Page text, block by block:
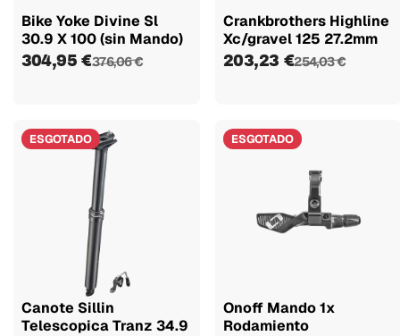
Bike Yoke Divine Sl
30.9 X 100 (sin Mando)
304,95 €376,06 €
Crankbrothers Highline
Xc/gravel 125 27.2mm
203,23 €254,03 €
ESGOTADO
Canote Sillin
Telescopica Tranz 34.9
ESGOTADO
Onoff Mando 1x
Rodamiento